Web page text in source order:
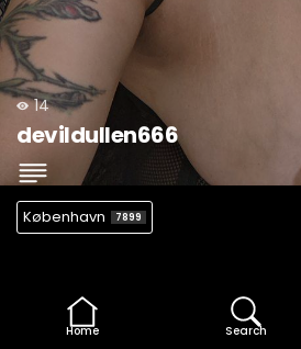
14
devildullen666
København 7899
Home Search